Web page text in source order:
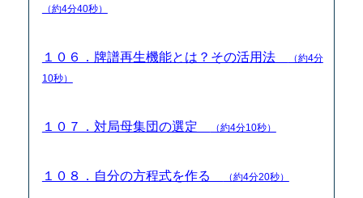
（約4分40秒）
１０６．牌譜再生機能とは？その活用法
（約4分
10秒）
１０７．対局母集団の選定 （約4分10秒）
１０８．自分の方程式を作る （約4分20秒）